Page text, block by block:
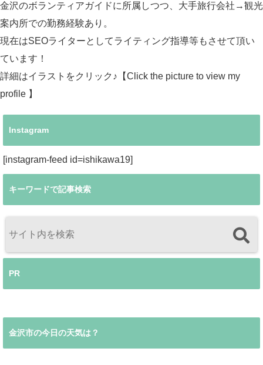
金沢のボランティアガイドに所属しつつ、大手旅行会社→観光
案内所での勤務経験あり。
現在はSEOライターとしてライティング指導等もさせて頂い
ています！
詳細はイラストをクリック♪【Click the picture to view my
profile 】
Instagram
[instagram-feed id=ishikawa19]
キーワードで記事検索
PR
金沢市の今日の天気は？